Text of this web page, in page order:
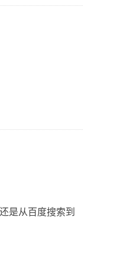
是从百度搜索到